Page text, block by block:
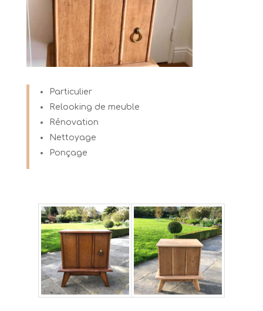
Particulier
Relooking de meuble
Rénovation
Nettoyage
Ponçage